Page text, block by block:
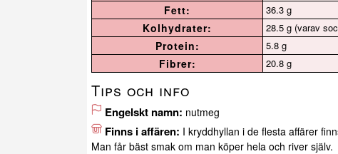
Fett: 36.3 g
Kolhydrater: 28.5 g (varav
Protein: 5.8 g
Fibrer: 20.8 g
Tips och info
Engelskt namn: nutmeg
Finns i affären: I kryddhyllan i de flesta affärer
Man får bäst smak om man köper hela och river själv.